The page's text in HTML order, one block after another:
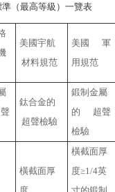
（最高等級）一覽表
美國宇航
材料規范
美國 軍
用規范
鈦合金的
超聲檢驗
鍛制金屬
的 超聲
檢驗
橫截面厚
橫截面厚
度≥1/4英